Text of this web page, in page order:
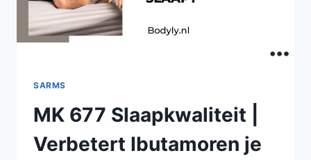
SARMS
MK 677 Slaapkwaliteit |
Verbetert Ibutamoren je